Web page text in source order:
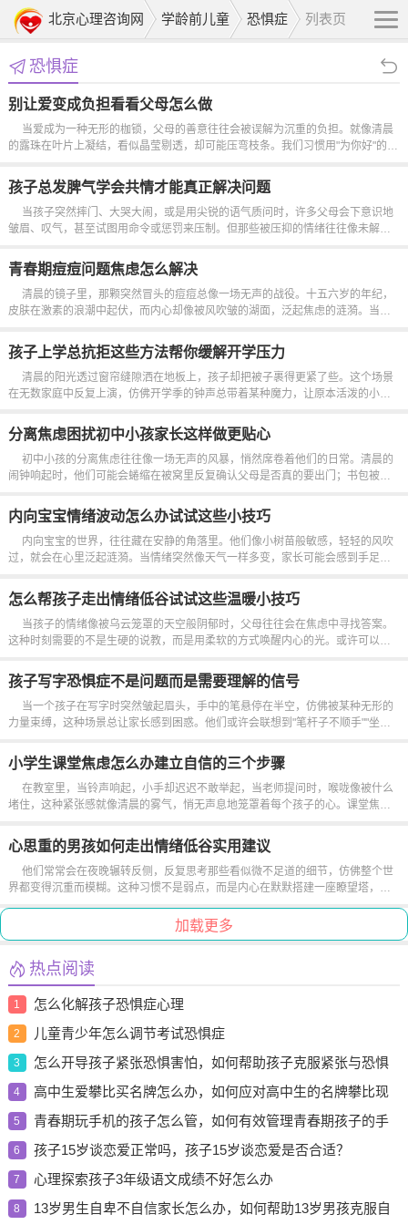
北京心理咨询网 学龄前儿童 恐惧症 列表页
恐惧症
别让爱变成负担看看父母怎么做
当爱成为一种无形的枷锁，父母的善意往往会被误解为沉重的负担。就像清晨
的露珠在叶片上凝结，看似晶莹剔透，却可能压弯枝条。我们习惯用"为你好"的名
生长。许多父母在孩子面前扮演着双重角色，既是庇护者又是裁判官。...
孩子总发脾气学会共情才能真正解决问题
当孩子突然摔门、大哭大闹，或是用尖锐的语气质问时，许多父母会下意识地
皱眉、叹气，甚至试图用命令或惩罚来压制。但那些被压抑的情绪往往像未解的
问题的根源或许藏在更深层的沟通中。每个孩子都是独特的信号接...
青春期痘痘问题焦虑怎么解决
清晨的镜子里，那颗突然冒头的痘痘总像一场无声的战役。十五六岁的年纪，
皮肤在激素的浪潮中起伏，而内心却像被风吹皱的湖面，泛起焦虑的涟漪。当青
它们是某种无声的指控。痘痘的成因如同迷宫，油脂分泌旺盛、毛孔堵塞、...
孩子上学总抗拒这些方法帮你缓解开学压力
清晨的阳光透过窗帘缝隙洒在地板上，孩子却把被子裹得更紧了些。这个场景
在无数家庭中反复上演，仿佛开学季的钟声总带着某种魔力，让原本活泼的小身
些看似简单的抗拒背后，藏着成年人难以察觉的情绪密码。每个孩子...
分离焦虑困扰初中小孩家长这样做更贴心
初中小孩的分离焦虑往往像一场无声的风暴，悄然席卷着他们的日常。清晨的
闹钟响起时，他们可能会蜷缩在被窝里反复确认父母是否真的要出门；书包被塞
几分。这种焦虑并非简...
内向宝宝情绪波动怎么办试试这些小技巧
内向宝宝的世界，往往藏在安静的角落里。他们像小树苗般敏感，轻轻的风吹
过，就会在心里泛起涟漪。当情绪突然像天气一样多变，家长可能会感到手足无
会观察—...
怎么帮孩子走出情绪低谷试试这些温暖小技巧
当孩子的情绪像被乌云笼罩的天空般阴郁时，父母往往会在焦虑中寻找答案。
这种时刻需要的不是生硬的说教，而是用柔软的方式唤醒内心的光。或许可以从
光成为传递信任的桥梁。成年人的注视会让孩子感受到被看见的温度...
孩子写字恐惧症不是问题而是需要理解的信号
当一个孩子在写字时突然皱起眉头，手中的笔悬停在半空，仿佛被某种无形的
力量束缚，这种场景总让家长感到困惑。他们或许会联想到"笔杆子不顺手""坐姿
小学生课堂焦虑怎么办建立自信的三个步骤
在教室里，当铃声响起，小手却迟迟不敢举起，当老师提问时，喉咙像被什么
堵住，这种紧张感就像清晨的雾气，悄无声息地笼罩着每个孩子的心。课堂焦虑
不安，就像发现了一片需要打理的花园，只要找到合适的养分，就能让自信的花
朵...
心思重的男孩如何走出情绪低谷实用建议
他们常常会在夜晚辗转反侧，反复思考那些看似微不足道的细节，仿佛整个世
界都变得沉重而模糊。这种习惯不是弱点，而是内心在默默搭建一座瞭望塔，试
加载更多
热点阅读
1 怎么化解孩子恐惧症心理
2 儿童青少年怎么调节考试恐惧症
3
怎么开导孩子紧张恐惧害怕，如何帮助孩子克服紧张与恐惧
情绪
4
高中生爱攀比买名牌怎么办，如何应对高中生的名牌攀比现
象
5
青春期玩手机的孩子怎么管，如何有效管理青春期孩子的手
机使用
6 孩子15岁谈恋爱正常吗，孩子15岁谈恋爱是否合适？
7 心理探索孩子3年级语文成绩不好怎么办
8 13岁男生自卑不自信家长怎么办，如何帮助13岁男孩克服自